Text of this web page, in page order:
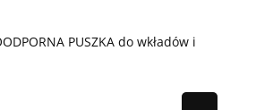
PUSZKA do wkładów i